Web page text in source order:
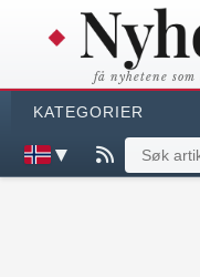
få nyhetene
KATEGORIER
▼